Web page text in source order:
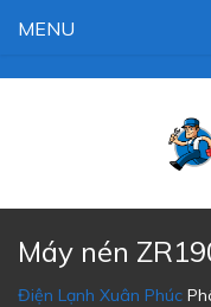
MENU
Máy nén
Điện Lạnh Xuân Phúc